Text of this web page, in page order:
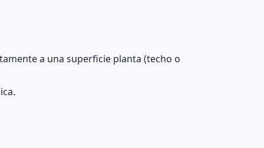
a una superficie planta (techo o